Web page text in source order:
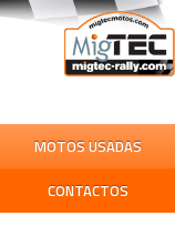
MOTOS USADAS
CONTACTOS